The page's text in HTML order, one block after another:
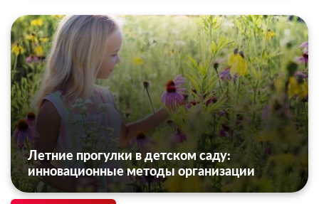
Летние прогулки в детском саду:
инновационные методы организации